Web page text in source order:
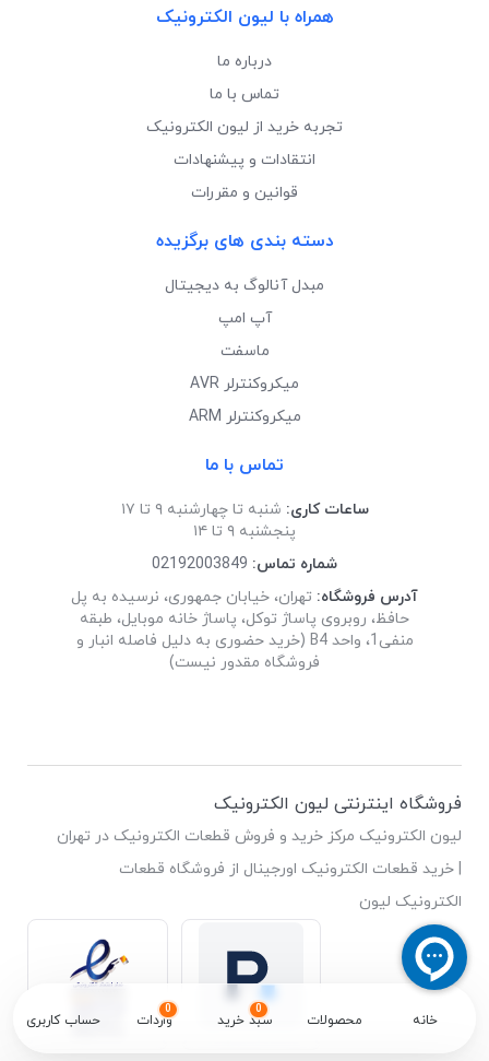
خانه محصولات
0
سبد خرید
0
واردات حساب کاربری
همراه با لیون الکترونیک
درباره ما
تماس با ما
تجربه خرید از لیون الکترونیک
انتقادات و پیشنهادات
قوانین و مقررات
دسته بندی های برگزیده
مبدل آنالوگ به دیجیتال
آپ امپ
ماسفت
میکروکنترلر AVR
میکروکنترلر ARM
تماس با ما
ساعات کاری: شنبه تا چهارشنبه ۹ تا ۱۷
پنجشنبه ۹ تا ۱۴
شماره تماس: 02192003849
آدرس فروشگاه: تهران، خیابان جمهوری، نرسیده به پل
حافظ، روبروی پاساژ توکل، پاساژ خانه موبایل، طبقه
منفی1، واحد B4 (خرید حضوری به دلیل فاصله انبار و
فروشگاه مقدور نیست)
فروشگاه اینترنتی لیون الکترونیک
لیون الکترونیک مرکز خرید و فروش قطعات الکترونیک در تهران
| خرید قطعات الکترونیک اورجینال از فروشگاه قطعات
الکترونیک لیون